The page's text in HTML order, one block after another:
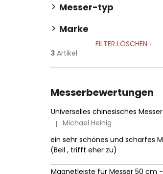
Messer-typ
Marke
FILTER LÖSCHEN
3 Artikel
Messerbewertungen
Die Produktbewertung beträgt 5
| Michael Heinig
ein sehr schönes und scharfes
(Beil , trifft eher zu)